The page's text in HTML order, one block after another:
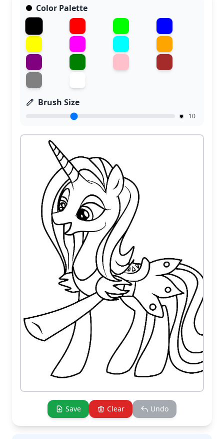
Color Palette
Brush Size
10
Save Clear Undo